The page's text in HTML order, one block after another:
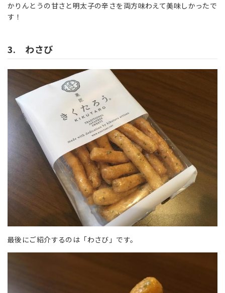
かりんとうの甘さと明太子の辛さを両方味わえて美味しかったで
す！
3. わさび
最後にご紹介するのは「わさび」です。